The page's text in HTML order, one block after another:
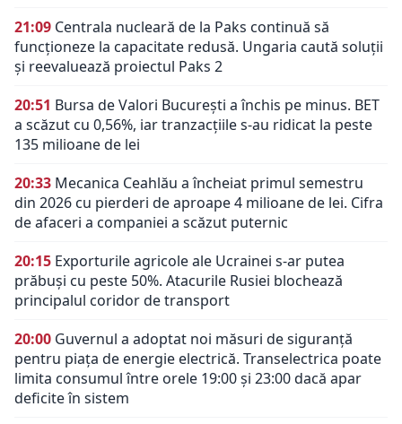
21:09 Centrala nucleară de la Paks continuă să
funcționeze la capacitate redusă. Ungaria caută soluții
și reevaluează proiectul Paks 2
20:51 Bursa de Valori București a închis pe minus. BET
a scăzut cu 0,56%, iar tranzacțiile s-au ridicat la peste
135 milioane de lei
20:33 Mecanica Ceahlău a încheiat primul semestru
din 2026 cu pierderi de aproape 4 milioane de lei. Cifra
de afaceri a companiei a scăzut puternic
20:15 Exporturile agricole ale Ucrainei s-ar putea
prăbuși cu peste 50%. Atacurile Rusiei blochează
principalul coridor de transport
20:00 Guvernul a adoptat noi măsuri de siguranță
pentru piața de energie electrică. Transelectrica poate
limita consumul între orele 19:00 și 23:00 dacă apar
deficite în sistem